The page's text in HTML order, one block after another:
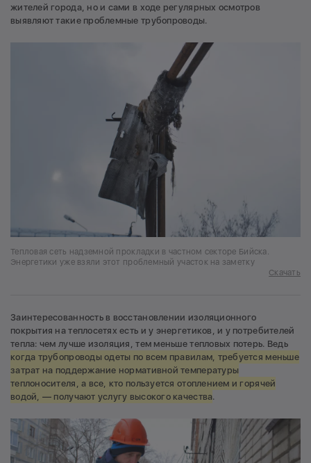
жителей города, но и сами в ходе регулярных осмотров
выявляют такие проблемные трубопроводы.
Тепловая сеть надземной прокладки в частном секторе Бийска.
Энергетики уже взяли этот проблемный участок на заметку
Скачать
Заинтересованность в восстановлении изоляционного
покрытия на теплосетях есть и у энергетиков, и у потребителей
тепла: чем лучше изоляция, тем меньше тепловых потерь. Ведь
когда трубопроводы одеты по всем правилам, требуется меньше
затрат на поддержание нормативной температуры
теплоносителя, а все, кто пользуется отоплением и горячей
водой, — получают услугу высокого качества.